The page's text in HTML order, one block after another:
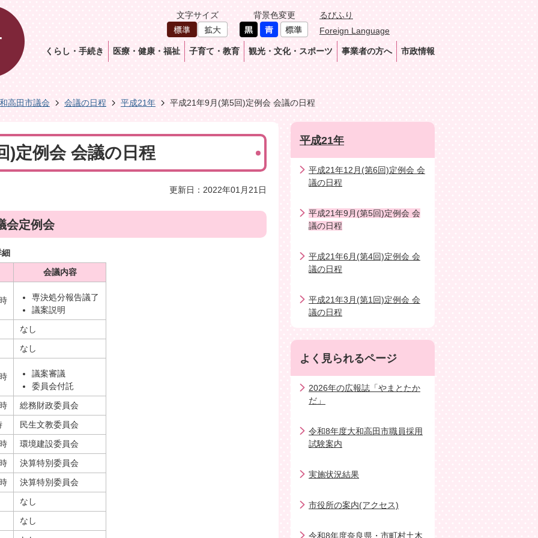
文字サイズ 背景色変更
るびふり
Foreign Language
くらし・手続き 医療・健康・福祉 子育て・教育 観光・文化・スポーツ 事業者の方へ 市政情報
高田市議会 会議の日程 平成21年 平成21年9月(第5回)定例会 会議の日程
)定例会 会議の日程
更新日：2022年01月21日
会定例会
細
会議内容
専決処分報告議了
議案説明
なし
なし
議案審議
委員会付託
総務財政委員会
民生文教委員会
環境建設委員会
決算特別委員会
決算特別委員会
なし
なし
平成21年
平成21年12月(第6回)定例会 会
議の日程
平成21年9月(第5回)定例会 会
議の日程
平成21年6月(第4回)定例会 会
議の日程
平成21年3月(第1回)定例会 会
議の日程
よく見られるページ
2026年の広報誌「やまとたか
だ」
令和8年度大和高田市職員採用
試験案内
実施状況結果
市役所の案内(アクセス)
令和8年度奈良県・市町村土木